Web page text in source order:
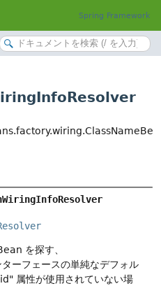
Spring Framework
を探す、
ターフェースの単純なデフォル
属性が使用されていない場